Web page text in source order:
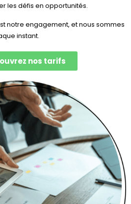
les défis en opportunités.
notre engagement, et nous sommes
instant.
nos tarifs